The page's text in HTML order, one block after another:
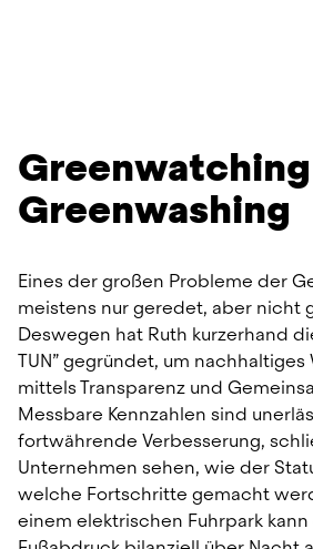
Greenwashing
Eines der großen Probleme der
meistens nur geredet, aber nicht
Deswegen hat Ruth kurzerhand
TUN” gegründet, um
mittels Transparenz und
Messbare Kennzahlen sind
fortwährende Verbesserung,
Unternehmen sehen, wie der
welche Fortschritte gemacht
einem elektrischen Fuhrpark